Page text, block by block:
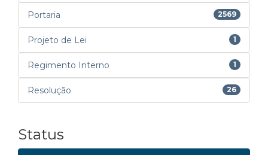
Portaria 2569
Projeto de Lei 1
Regimento Interno 1
Resolução 26
Status